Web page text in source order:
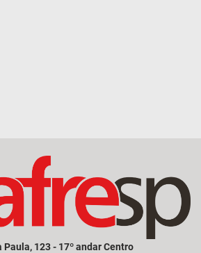
Paula, 123 - 17º andar Centro